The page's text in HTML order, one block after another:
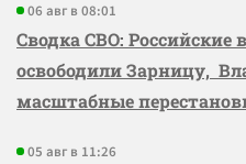
06 авг в 08:01
Сводка СВО: Российские
освободили Зарницу,
масштабные
05 авг в 11:26